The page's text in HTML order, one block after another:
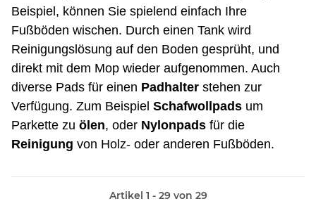
Beispiel, können Sie spielend einfach Ihre
Fußböden wischen. Durch einen Tank wird
Reinigungslösung auf den Boden gesprüht, und
direkt mit dem Mop wieder aufgenommen. Auch
diverse Pads für einen Padhalter stehen zur
Verfügung. Zum Beispiel Schafwollpads um
Parkette zu ölen, oder Nylonpads für die
Reinigung von Holz- oder anderen Fußböden.
Artikel 1 - 29 von 29